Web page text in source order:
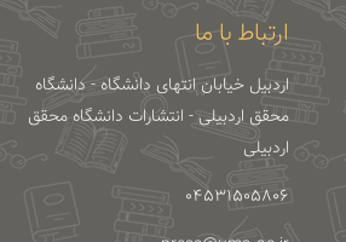
ارتباط با ما
اردبیل خیابان انتهای دانشگاه - دانشگاه
محقق اردبیلی - انتشارات دانشگاه محقق
اردبیلی
04531505806